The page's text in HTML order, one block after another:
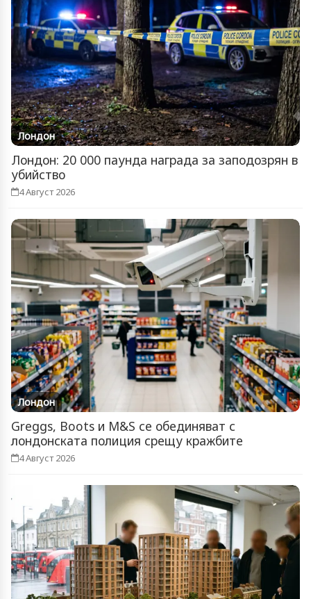
Лондон
Лондон: 20 000 паунда награда за заподозрян в
убийство
4 Август 2026
Лондон
Greggs, Boots и M&S се обединяват с
лондонската полиция срещу кражбите
4 Август 2026